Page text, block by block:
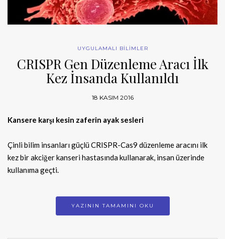
UYGULAMALI BİLİMLER
CRISPR Gen Düzenleme Aracı İlk
Kez İnsanda Kullanıldı
18 KASIM 2016
Kansere karşı kesin zaferin ayak sesleri
Çinli bilim insanları güçlü CRISPR-Cas9 düzenleme aracını ilk
kez bir akciğer kanseri hastasında kullanarak, insan üzerinde
kullanıma geçti.
YAZININ TAMAMINI OKU